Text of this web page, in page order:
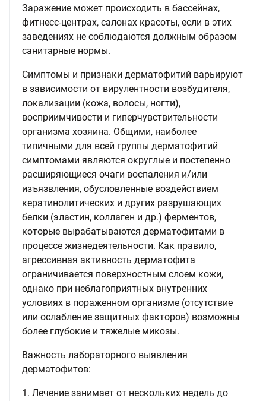
Заражение может происходить в бассейнах,
фитнесс-центрах, салонах красоты, если в этих
заведениях не соблюдаются должным образом
санитарные нормы.
Симптомы и признаки дерматофитий варьируют
в зависимости от вирулентности возбудителя,
локализации (кожа, волосы, ногти),
восприимчивости и гиперчувствительности
организма хозяина. Общими, наиболее
типичными для всей группы дерматофитий
симптомами являются округлые и постепенно
расширяющиеся очаги воспаления и/или
изъязвления, обусловленные воздействием
кератинолитических и других разрушающих
белки (эластин, коллаген и др.) ферментов,
которые вырабатываются дерматофитами в
процессе жизнедеятельности. Как правило,
агрессивная активность дерматофита
ограничивается поверхностным слоем кожи,
однако при неблагоприятных внутренних
условиях в пораженном организме (отсутствие
или ослабление защитных факторов) возможны
более глубокие и тяжелые микозы.
Важность лабораторного выявления
дерматофитов:
1. Лечение занимает от нескольких недель до